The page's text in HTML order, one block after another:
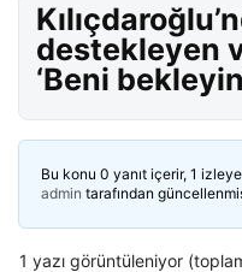
destekleyen
‘Beni
Bu konu 0 yanıt içerir, 1
admin tarafından
1 yazı görüntüleniyor